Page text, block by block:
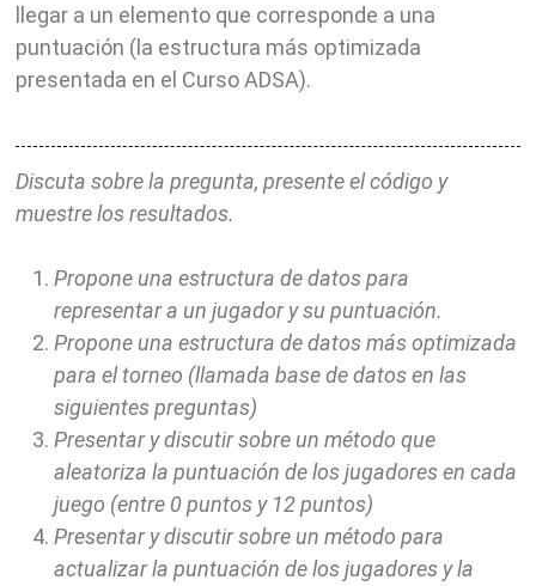
llegar a un elemento que corresponde a una
puntuación (la estructura más optimizada
presentada en el Curso ADSA).
Discuta sobre la pregunta, presente el código y
muestre los resultados.
Propone una estructura de datos para
representar a un jugador y su puntuación.
Propone una estructura de datos más optimizada
para el torneo (llamada base de datos en las
siguientes preguntas)
Presentar y discutir sobre un método que
aleatoriza la puntuación de los jugadores en cada
juego (entre 0 puntos y 12 puntos)
Presentar y discutir sobre un método para
actualizar la puntuación de los jugadores y la